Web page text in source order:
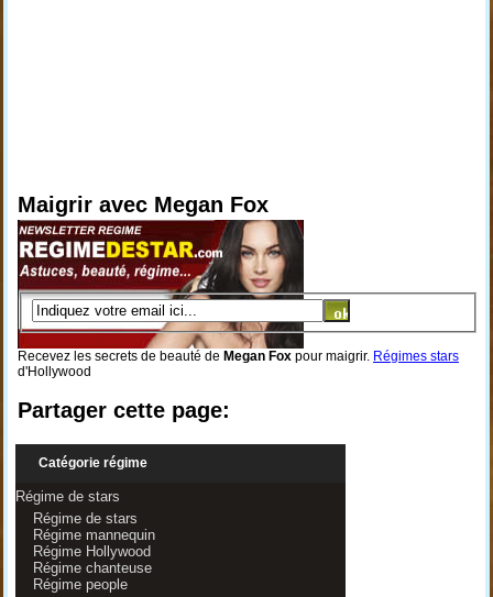
Maigrir avec Megan Fox
Recevez les secrets de beauté de Megan Foxpour maigrir. Régimes stars
d'Hollywood
Partager cette page:
Catégorie régime
Régime de stars
Régime de stars
Régime mannequin
Régime Hollywood
Régime chanteuse
Régime people